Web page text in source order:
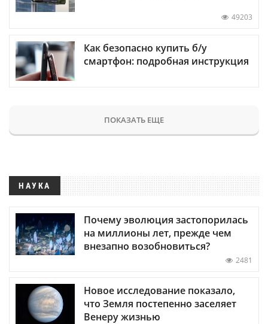
49203
Как безопасно купить б/у
смартфон: подробная инструкция
ПОКАЗАТЬ ЕЩЕ
НАУКА
Почему эволюция застопорилась
на миллионы лет, прежде чем
внезапно возобновиться?
2481
Новое исследование показало,
что Земля постепенно заселяет
Венеру жизнью